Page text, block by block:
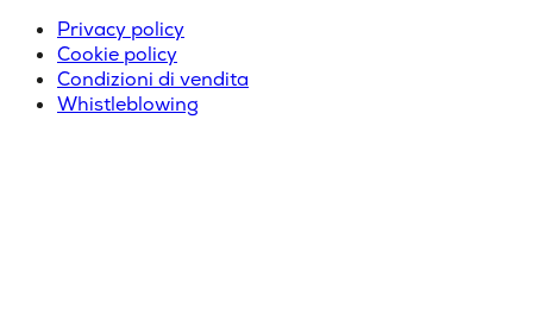
Privacy policy
Cookie policy
Condizioni di vendita
Whistleblowing